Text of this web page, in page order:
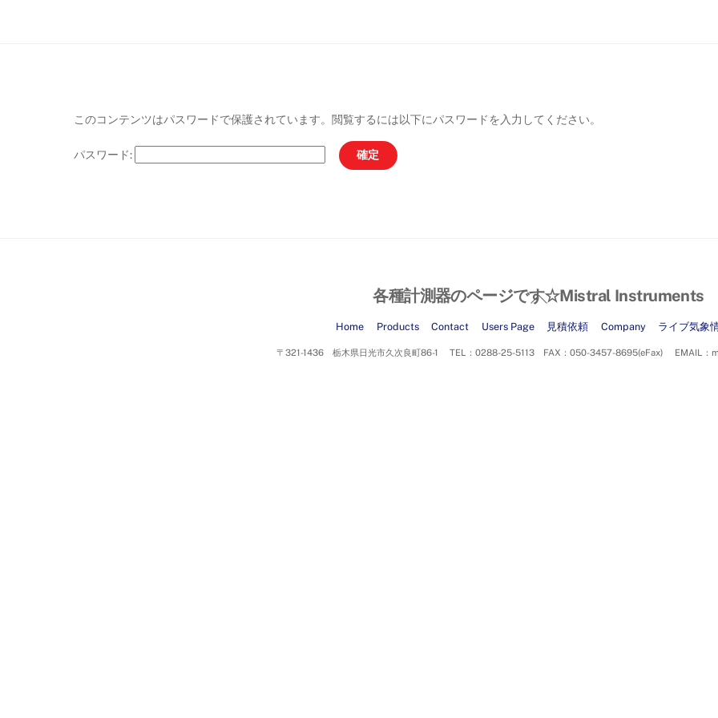
このコンテンツはパスワードで保護されています。閲覧するには以下にパスワードを入力してください。
パスワード:
Back
To
Top
各種計測器のページです☆Mistral Instruments
Home Products Contact Users Page 見積依頼 Company ライブ気象
〒321-1436 栃木県日光市久次良町86-1 TEL：0288-25-5113 FAX：050-3457-8695(eFax) EMAIL：